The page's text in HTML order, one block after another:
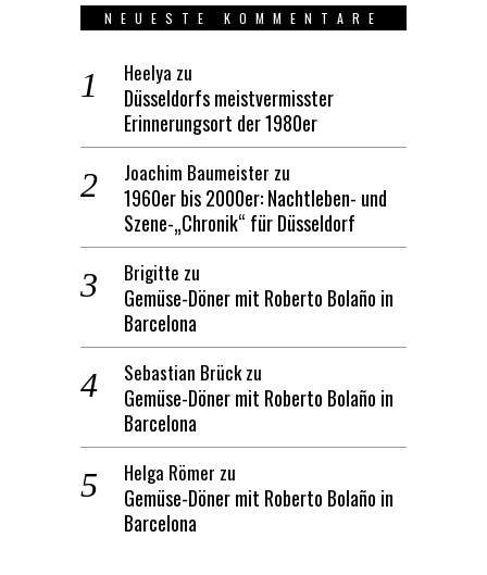
NEUESTE KOMMENTARE
Heelya zu
Düsseldorfs meistvermisster
Erinnerungsort der 1980er
Joachim Baumeister zu
1960er bis 2000er: Nachtleben- und
Szene-„Chronik“ für Düsseldorf
Brigitte zu
Gemüse-Döner mit Roberto Bolaño in
Barcelona
Sebastian Brückzu
Gemüse-Döner mit Roberto Bolaño in
Barcelona
Helga Römer zu
Gemüse-Döner mit Roberto Bolaño in
Barcelona